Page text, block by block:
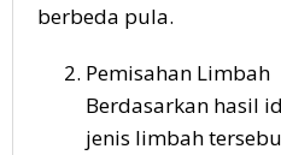
berbeda pula.
Pemisahan Limbah
Berdasarkan hasil
jenis limbah